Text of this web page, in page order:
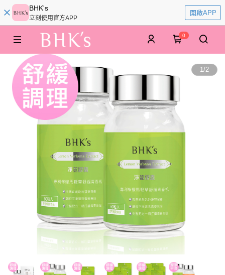
BHK's
立刻使用官方APP
開啟APP
0
1/2